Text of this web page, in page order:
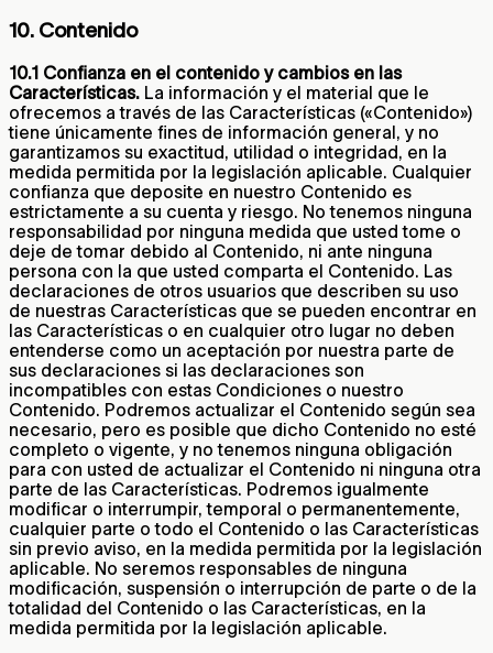
10. Contenido
10.1 Confianza en el contenido y cambios en las
Características. La información y el material que le
ofrecemos a través de las Características («Contenido»)
tiene únicamente fines de información general, y no
garantizamos su exactitud, utilidad o integridad, en la
medida permitida por la legislación aplicable. Cualquier
confianza que deposite en nuestro Contenido es
estrictamente a su cuenta y riesgo. No tenemos ninguna
responsabilidad por ninguna medida que usted tome o
deje de tomar debido al Contenido, ni ante ninguna
persona con la que usted comparta el Contenido. Las
declaraciones de otros usuarios que describen su uso
de nuestras Características que se pueden encontrar en
las Características o en cualquier otro lugar no deben
entenderse como un aceptación por nuestra parte de
sus declaraciones si las declaraciones son
incompatibles con estas Condiciones o nuestro
Contenido. Podremos actualizar el Contenido según sea
necesario, pero es posible que dicho Contenido no esté
completo o vigente, y no tenemos ninguna obligación
para con usted de actualizar el Contenido ni ninguna otra
parte de las Características. Podremos igualmente
modificar o interrumpir, temporal o permanentemente,
cualquier parte o todo el Contenido o las Características
sin previo aviso, en la medida permitida por la legislación
aplicable. No seremos responsables de ninguna
modificación, suspensión o interrupción de parte o de la
totalidad del Contenido o las Características, en la
medida permitida por la legislación aplicable.